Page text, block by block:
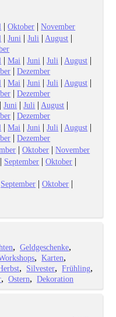
|Oktober |November
|Juni |Juli | August |
|Mai |Juni |Juli | August |
|Dezember
|Mai |Juni |Juli | August |
|Dezember
|Juni |Juli | August |
|Dezember
|Mai |Juni |Juli | August |
|Dezember
|Oktober |November
| September |Oktober |
September |Oktober |
Geldgeschenke
Karten
Silvester
Frühling
Ostern Dekoration